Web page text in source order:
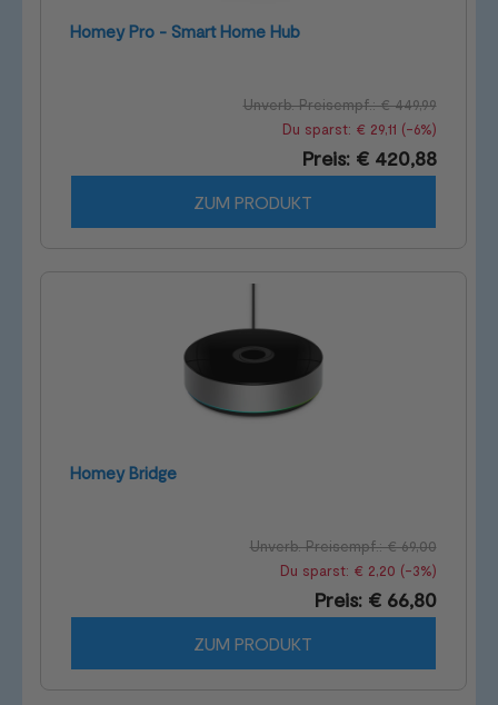
Homey Pro - Smart Home Hub
Unverb. Preisempf.: € 449,99
Du sparst: € 29,11 (-6%)
Preis: € 420,88
ZUM PRODUKT
Homey Bridge
Unverb. Preisempf.: € 69,00
Du sparst: € 2,20 (-3%)
Preis: € 66,80
ZUM PRODUKT